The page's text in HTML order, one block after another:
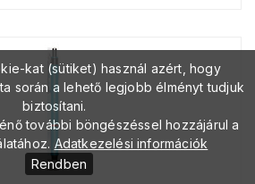
kat (sütiket) használ azért, hogy
során a lehető legjobb élményt tudjuk
biztosítani.
további böngészéssel hozzájárul a
Adatkezelési információk
Rendben